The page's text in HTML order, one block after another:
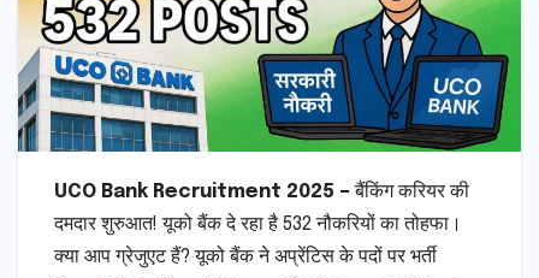
UCO Bank Recruitment 2025 – बैंकिंग करियर की
दमदार शुरुआत! यूको बैंक दे रहा है 532 नौकरियों का तोहफा।
क्या आप ग्रेजुएट हैं? यूको बैंक ने अप्रेंटिस के पदों पर भर्ती